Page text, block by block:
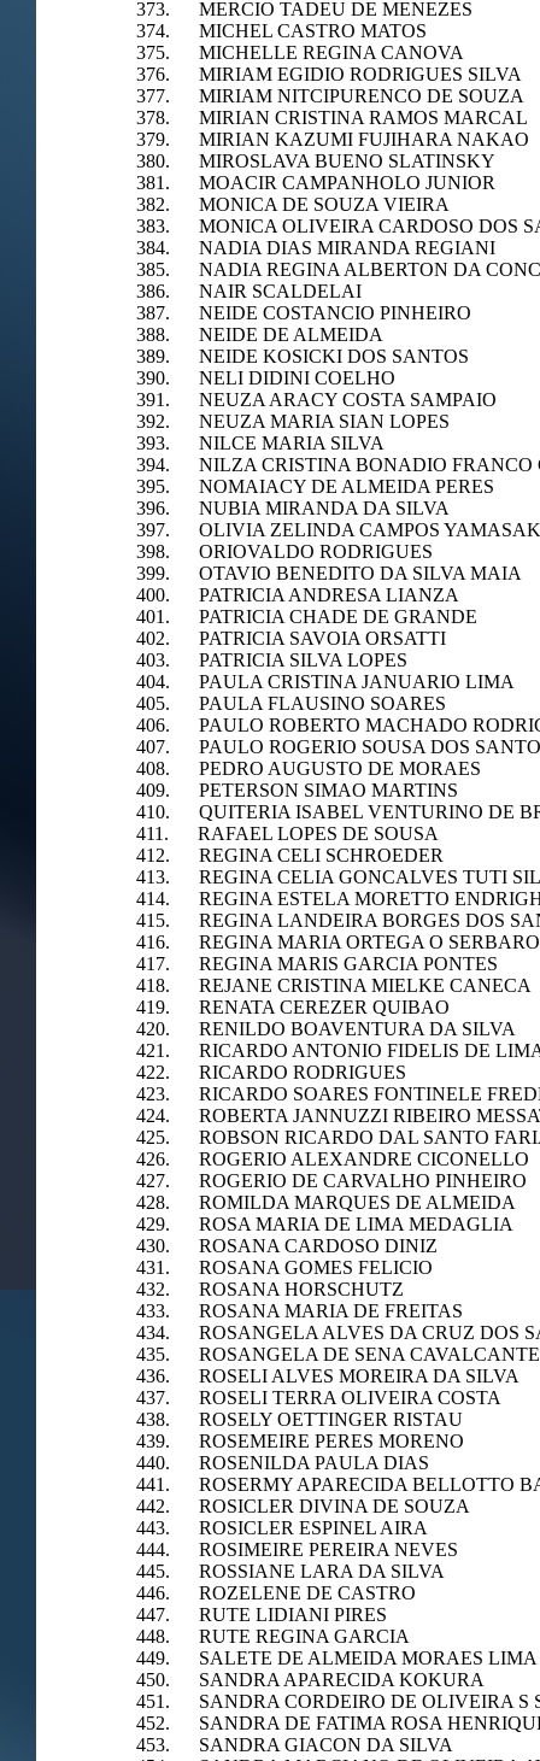
373. MERCIO TADEU DE MENEZES
374. MICHEL CASTRO MATOS
375. MICHELLE REGINA CANOVA
376. MIRIAM EGIDIO RODRIGUES SILVA
377. MIRIAM NITCIPURENCO DE SOUZA
378. MIRIAN CRISTINA RAMOS MARCAL
379. MIRIAN KAZUMI FUJIHARA NAKAO
380. MIROSLAVA BUENO SLATINSKY
381. MOACIR CAMPANHOLO JUNIOR
382. MONICA DE SOUZA VIEIRA
383. MONICA OLIVEIRA CARDOSO DOS
384. NADIA DIAS MIRANDA REGIANI
385. NADIA REGINA ALBERTON DA
386. NAIR SCALDELAI
387. NEIDE COSTANCIO PINHEIRO
388. NEIDE DE ALMEIDA
389. NEIDE KOSICKI DOS SANTOS
390. NELI DIDINI COELHO
391. NEUZA ARACY COSTA SAMPAIO
392. NEUZA MARIA SIAN LOPES
393. NILCE MARIA SILVA
394. NILZA CRISTINA BONADIO FRANCO
395. NOMAIACY DE ALMEIDA PERES
396. NUBIA MIRANDA DA SILVA
397. OLIVIA ZELINDA CAMPOS
398. ORIOVALDO RODRIGUES
399. OTAVIO BENEDITO DA SILVA MAIA
400. PATRICIA ANDRESA LIANZA
401. PATRICIA CHADE DE GRANDE
402. PATRICIA SAVOIA ORSATTI
403. PATRICIA SILVA LOPES
404. PAULA CRISTINA JANUARIO LIMA
405. PAULA FLAUSINO SOARES
406. PAULO ROBERTO MACHADO
407. PAULO ROGERIO SOUSA DOS
408. PEDRO AUGUSTO DE MORAES
409. PETERSON SIMAO MARTINS
410. QUITERIA ISABEL VENTURINO DE
411. RAFAEL LOPES DE SOUSA
412. REGINA CELI SCHROEDER
413. REGINA CELIA GONCALVES TUTI
414. REGINA ESTELA MORETTO
415. REGINA LANDEIRA BORGES DOS
416. REGINA MARIA ORTEGA O SERBARO
417. REGINA MARIS GARCIA PONTES
418. REJANE CRISTINA MIELKE CANECA
419. RENATA CEREZER QUIBAO
420. RENILDO BOAVENTURA DA SILVA
421. RICARDO ANTONIO FIDELIS DE
422. RICARDO RODRIGUES
423. RICARDO SOARES FONTINELE
424. ROBERTA JANNUZZI RIBEIRO
425. ROBSON RICARDO DAL SANTO
426. ROGERIO ALEXANDRE CICONELLO
427. ROGERIO DE CARVALHO PINHEIRO
428. ROMILDA MARQUES DE ALMEIDA
429. ROSA MARIA DE LIMA MEDAGLIA
430. ROSANA CARDOSO DINIZ
431. ROSANA GOMES FELICIO
432. ROSANA HORSCHUTZ
433. ROSANA MARIA DE FREITAS
434. ROSANGELA ALVES DA CRUZ DOS
435. ROSANGELA DE SENA CAVALCANTE
436. ROSELI ALVES MOREIRA DA SILVA
437. ROSELI TERRA OLIVEIRA COSTA
438. ROSELY OETTINGER RISTAU
439. ROSEMEIRE PERES MORENO
440. ROSENILDA PAULA DIAS
441. ROSERMY APARECIDA BELLOTTO
442. ROSICLER DIVINA DE SOUZA
443. ROSICLER ESPINEL AIRA
444. ROSIMEIRE PEREIRA NEVES
445. ROSSIANE LARA DA SILVA
446. ROZELENE DE CASTRO
447. RUTE LIDIANI PIRES
448. RUTE REGINA GARCIA
449. SALETE DE ALMEIDA MORAES LIMA
450. SANDRA APARECIDA KOKURA
451. SANDRA CORDEIRO DE OLIVEIRA S
452. SANDRA DE FATIMA ROSA
453. SANDRA GIACON DA SILVA